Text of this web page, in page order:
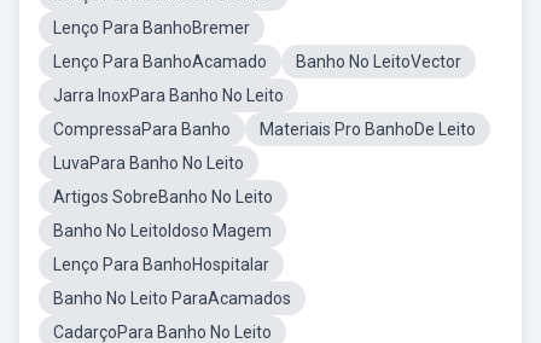
Lenço Para BanhoBremer
Lenço Para BanhoAcamado
Banho No LeitoVector
Jarra InoxPara Banho No Leito
CompressaPara Banho
Materiais Pro BanhoDe Leito
LuvaPara Banho No Leito
Artigos SobreBanho No Leito
Banho No LeitoIdoso Magem
Lenço Para BanhoHospitalar
Banho No Leito ParaAcamados
CadarçoPara Banho No Leito